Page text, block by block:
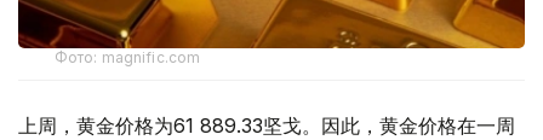
Фото: magnific.com
上周，黄金价格为61 889.33坚戈。因此，黄金价格在一周